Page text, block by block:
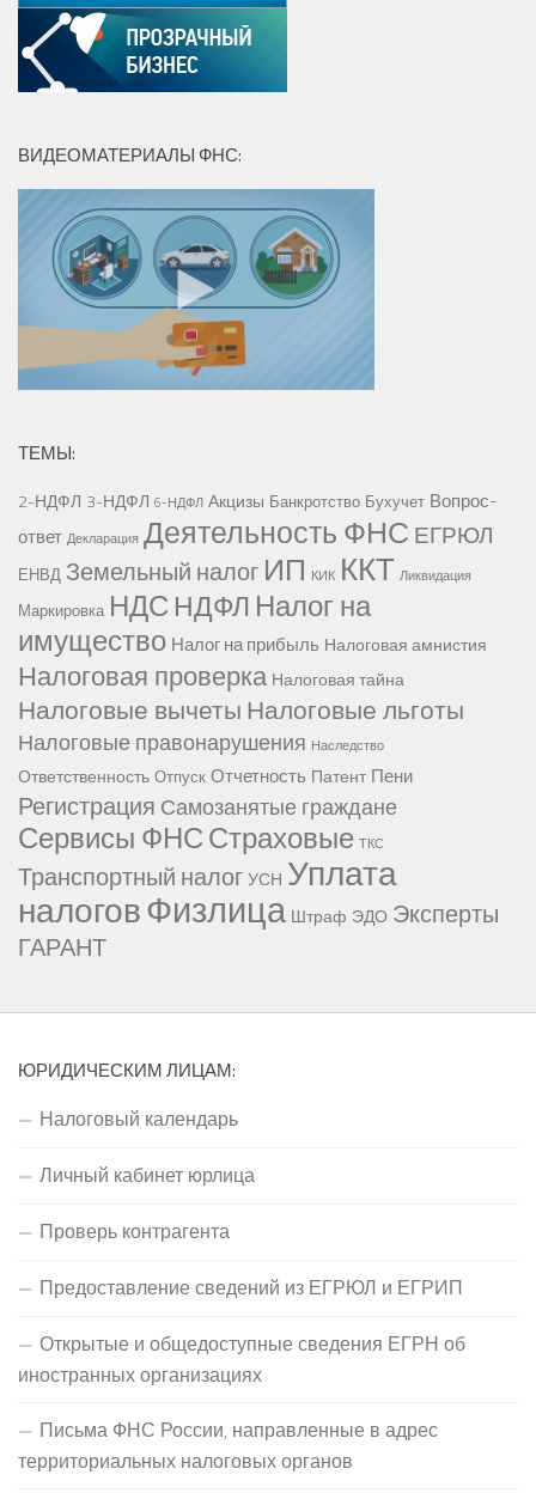
ВИДЕОМАТЕРИАЛЫ ФНС:
ТЕМЫ:
2-НДФЛ 3-НДФЛ 6-НДФЛ Акцизы Банкротство Бухучет Вопрос-
ответ Декларация Деятельность ФНС ЕГРЮЛ
ЕНВД Земельный налог ИП КИК ККТ Ликвидация
Маркировка НДС НДФЛ Налог на
имущество Налог на прибыль Налоговая амнистия
Налоговая проверка Налоговая тайна
Налоговые вычетыНалоговые льготы
Налоговые правонарушения Наследство
Ответственность Отпуск Отчетность Патент Пени
Регистрация Самозанятые граждане
Сервисы ФНССтраховые ТКС
Транспортный налогУСН Уплата
налоговФизлица Штраф ЭДО Эксперты
ГАРАНТ
ЮРИДИЧЕСКИМ ЛИЦАМ:
Налоговый календарь
Личный кабинет юрлица
Проверь контрагента
Предоставление сведений из ЕГРЮЛ и ЕГРИП
Открытые и общедоступные сведения ЕГРН об
иностранных организациях
Письма ФНС России, направленные в адрес
территориальных налоговых органов